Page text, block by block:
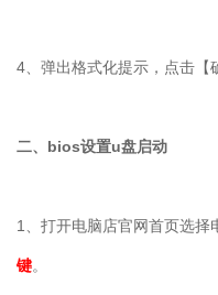
4 、弹出格式化提示，点击
二、 bios设置u盘启动
1 、打开电脑店官网首页选
键。